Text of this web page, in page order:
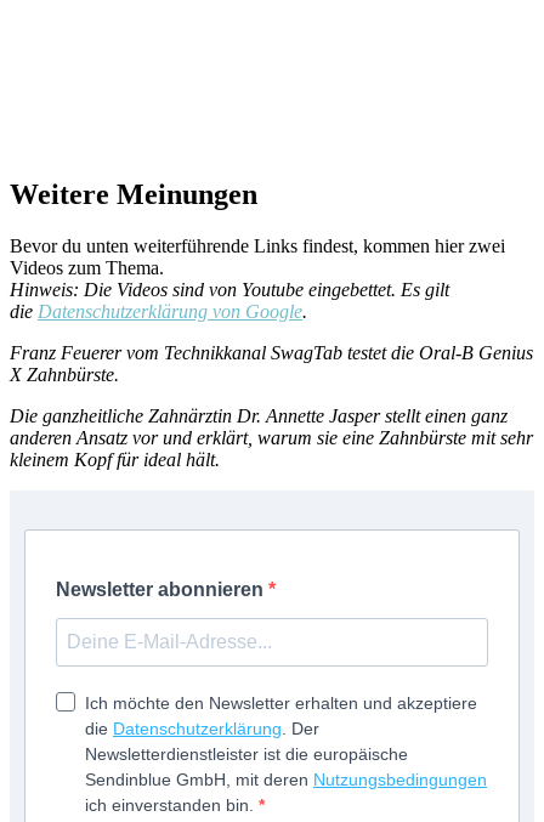
Weitere Meinungen
Bevor du unten weiterführende Links findest, kommen hier zwei
Videos zum Thema.
Hinweis: Die Videos sind von Youtube eingebettet. Es gilt
die Datenschutzerklärung von Google.
Franz Feuerer vom Technikkanal SwagTab testet die Oral-B Genius
X Zahnbürste.
Die ganzheitliche Zahnärztin Dr. Annette Jasper stellt einen ganz
anderen Ansatz vor und erklärt, warum sie eine Zahnbürste mit sehr
kleinem Kopf für ideal hält.
Newsletter abonnieren
Ich möchte den Newsletter erhalten und akzeptiere
die Datenschutzerklärung . Der
Newsletterdienstleister ist die europäische
Sendinblue GmbH, mit deren Nutzungsbedingungen
ich einverstanden bin.